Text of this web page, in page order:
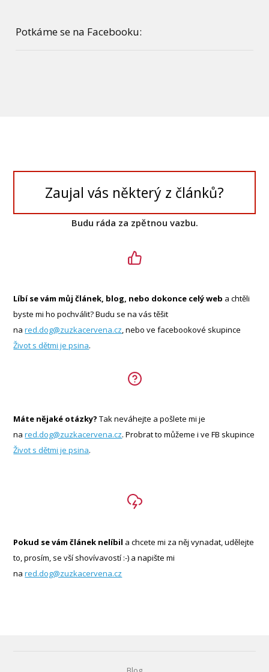
Potkáme se na Facebooku:
Zaujal vás některý z článků?
Budu ráda za zpětnou vazbu.
Líbí se vám můj článek, blog, nebo dokonce celý web a chtěli
byste mi ho pochválit? Budu se na vás těšit
nared.dog@zuzkacervena.cz, nebo ve facebookové skupince
Život s dětmi je psina.
Máte nějaké otázky? Tak neváhejte a pošlete mi je
nared.dog@zuzkacervena.cz. Probrat to můžeme i ve FB skupince
Život s dětmi je psina.
Pokud se vám článek nelíbil a chcete mi za něj vynadat, udělejte
to, prosím, se vší shovívavostí :-) a napište mi
nared.dog@zuzkacervena.cz